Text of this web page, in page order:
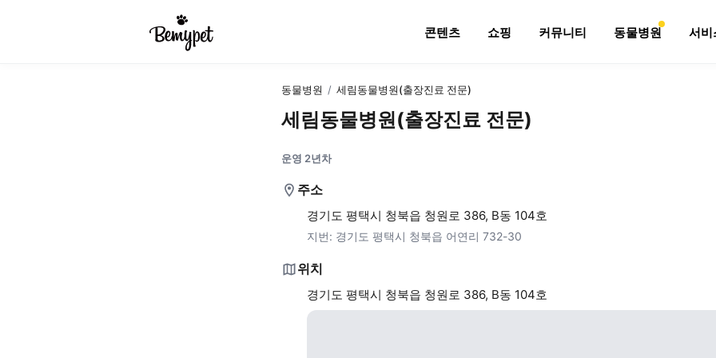
콘텐츠 쇼핑 커뮤니티 동물병원 서비
동물병원 / 세림동물병원(출장진료 전문)
세림동물병원(출장진료 전문)
운영 2년차
주소
경기도 평택시 청북읍 청원로 386, B동 104호
지번: 경기도 평택시 청북읍 어연리 732-30
위치
경기도 평택시 청북읍 청원로 386, B동 104호